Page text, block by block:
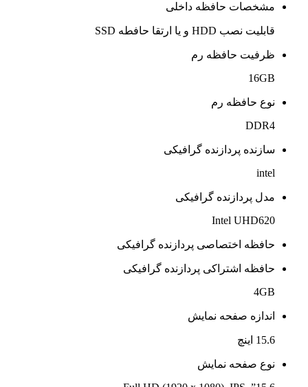
مشخصات حافظه داخلی
قابلیت نصب HDD و یا ارتقا حافطه SSD
ظرفیت حافظه رم
16GB
نوع حافظه رم
DDR4
سازنده پردازنده گرافیکی
intel
مدل پردازنده گرافیکی
Intel UHD620
حافظه اختصاصی پردازنده گرافیکی
حافظه اشتراکی پردازنده گرافیکی
4GB
اندازه صفحه نمایش
15.6 اینچ
نوع صفحه نمایش